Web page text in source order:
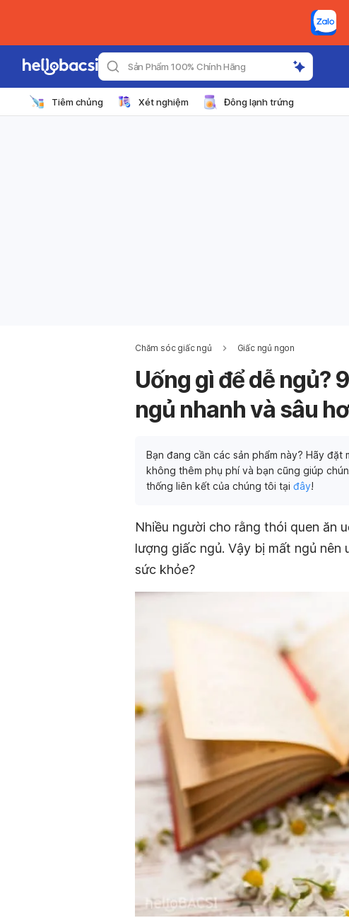
Sản Phẩm 100% Chính Hãng
Tiêm chủng Xét nghiệm Đông lạnh trứng
Chăm sóc giấc ngủ Giấc ngủ ngon
Uống gì để dễ ngủ?
ngủ nhanh và sâu
Bạn đang cần các sản phẩm này? Hãy
không thêm phụ phí và bạn cũng giúp
thống liên kết của chúng tôi tại đây!
Nhiều người cho rằng thói quen ăn
lượng giấc ngủ. Vậy bị mất ngủ
sức khỏe?